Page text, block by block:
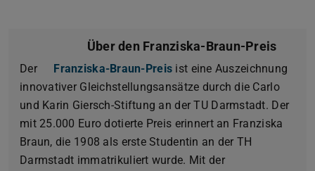
Über den Franziska-Braun-Preis
Der Franziska-Braun-Preis ist eine Auszeichnung
innovativer Gleichstellungsansätze durch die Carlo
und Karin Giersch-Stiftung an der TU Darmstadt. Der
mit 25.000 Euro dotierte Preis erinnert an Franziska
Braun, die 1908 als erste Studentin an der TH
Darmstadt immatrikuliert wurde. Mit der